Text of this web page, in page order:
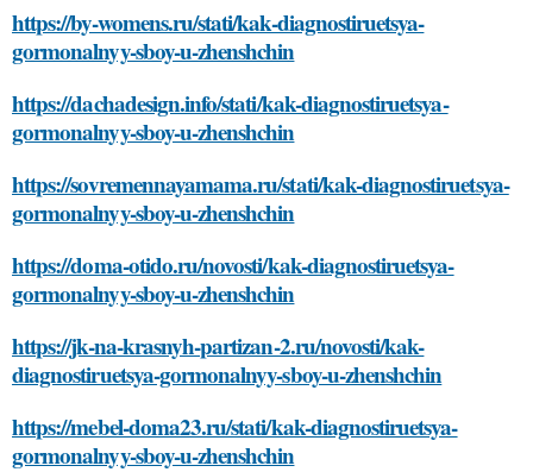
https://by-womens.ru/stati/kak-diagnostiruetsya-
gormonalnyy-sboy-u-zhenshchin
https://dachadesign.info/stati/kak-diagnostiruetsya-
gormonalnyy-sboy-u-zhenshchin
https://sovremennayamama.ru/stati/kak-diagnostiruetsya-
gormonalnyy-sboy-u-zhenshchin
https://doma-otido.ru/novosti/kak-diagnostiruetsya-
gormonalnyy-sboy-u-zhenshchin
https://jk-na-krasnyh-partizan-2.ru/novosti/kak-
diagnostiruetsya-gormonalnyy-sboy-u-zhenshchin
https://mebel-doma23.ru/stati/kak-diagnostiruetsya-
gormonalnyy-sboy-u-zhenshchin